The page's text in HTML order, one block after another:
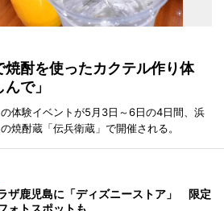
焼酎を使ったカクテル作り体
で」
体験イベントが5月3日～6日の4日間、浜
焼酎蔵「伝兵衛蔵」で開催される。
ザ鹿児島に「ディズニーストア」 限定
ォトスポットも